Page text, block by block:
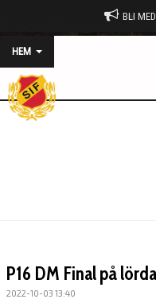
BLI
HEM
HEM
KALENDER
P16 DM Final på
2022-10-03 13:40